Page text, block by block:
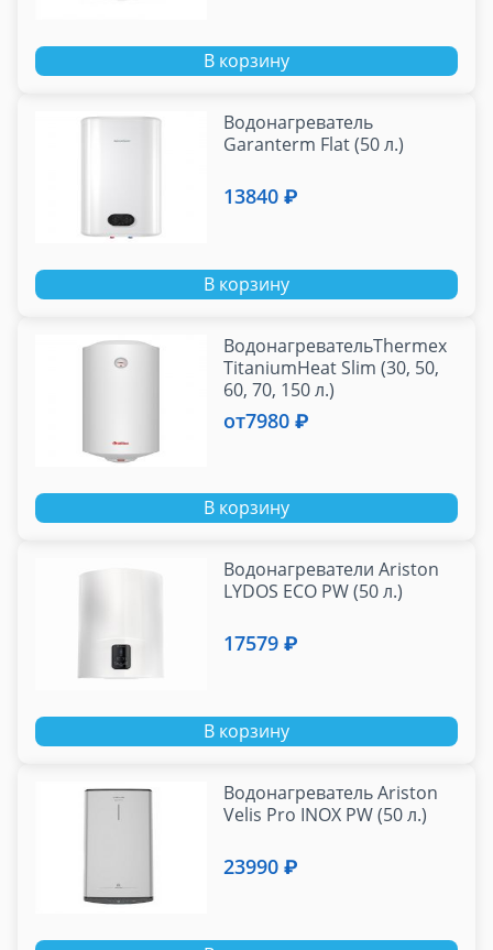
В корзину
Водонагреватель
Garanterm Flat (50 л.)
13840 ₽
В корзину
ВодонагревательThermex
TitaniumHeat Slim (30, 50,
60, 70, 150 л.)
от7980 ₽
В корзину
Водонагреватели Ariston
LYDOS ECO PW (50 л.)
17579 ₽
В корзину
Водонагреватель Ariston
Velis Pro INOX PW (50 л.)
23990 ₽